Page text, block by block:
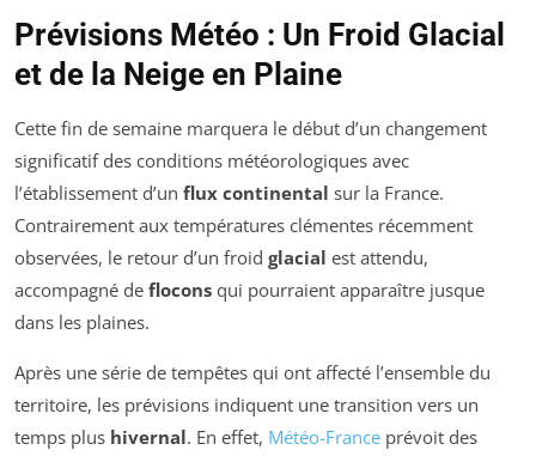
Prévisions Météo : Un Froid Glacial
et de la Neige en Plaine
Cette fin de semaine marquera le début d’un changement
significatif des conditions météorologiques avec
l’établissement d’un flux continental sur la France.
Contrairement aux températures clémentes récemment
observées, le retour d’un froid glacial est attendu,
accompagné de flocons qui pourraient apparaître jusque
dans les plaines.
Après une série de tempêtes qui ont affecté l’ensemble du
territoire, les prévisions indiquent une transition vers un
temps plus hivernal. En effet, Météo-France prévoit des